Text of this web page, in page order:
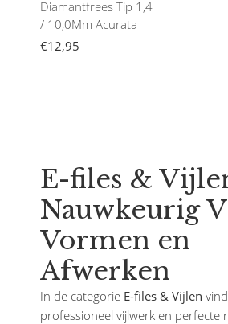
Diamantfrees Tip 1,4
/ 10,0Mm Acurata
€12,95
E-files &
Nauwkeurig
Vormen en
Afwerken
In de categorie E-files & Vijlen
professioneel vijlwerk en perfecte